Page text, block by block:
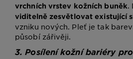
vrchních vrstev kožních buněk.
viditelně zesvětlovat existující
vzniku nových. Pleť je tak
působí zářivěji.
3. Posílení kožní bariéry